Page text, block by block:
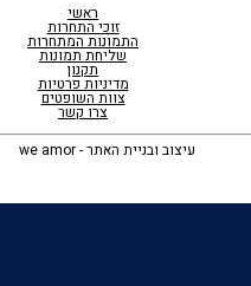
ראשי
זוכי התחרות
התמונות המתחרות
שליחת תמונות
תקנון
מדיניות פרטיות
צוות השופטים
צרו קשר
עיצוב ובניית האתר - we amor